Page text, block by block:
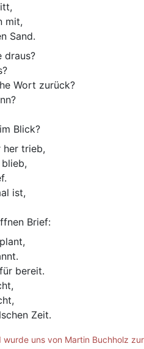
mit,
Sand.
draus?
Wort zurück?
Blick?
her trieb,
ist,
Brief:
bereit.
Zeit.
uns von Martin Buchholz